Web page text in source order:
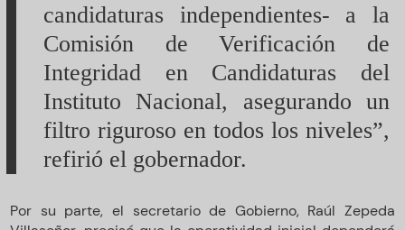
candidaturas independientes- a la
Comisión de Verificación de
Integridad en Candidaturas del
Instituto Nacional, asegurando un
filtro riguroso en todos los niveles”,
refirió el gobernador.
Por su parte, el secretario de Gobierno, Raúl Zepeda